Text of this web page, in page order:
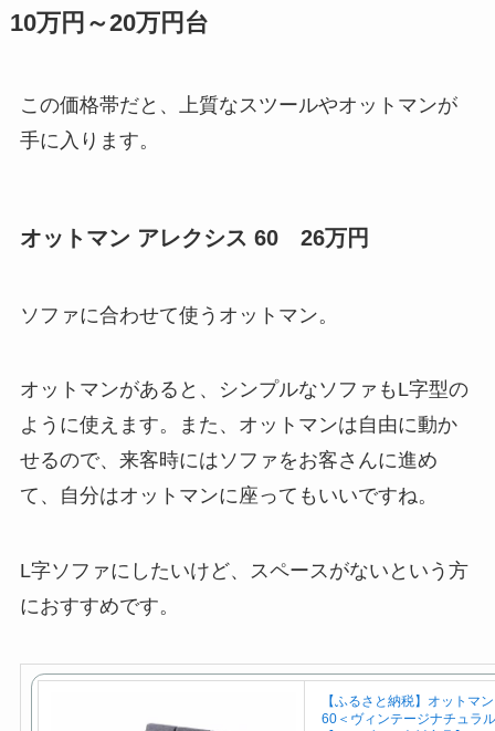
10万円～20万円台
この価格帯だと、上質なスツールやオットマンが
手に入ります。
オットマン アレクシス 6026万円
ソファに合わせて使うオットマン。
オットマンがあると、シンプルなソファもL字型の
ように使えます。また、オットマンは自由に動か
せるので、来客時にはソファをお客さんに進め
て、自分はオットマンに座ってもいいですね。
L字ソファにしたいけど、スペースがないという方
におすすめです。
【ふるさと納税】オットマ
60＜ヴィンテージナチュラ